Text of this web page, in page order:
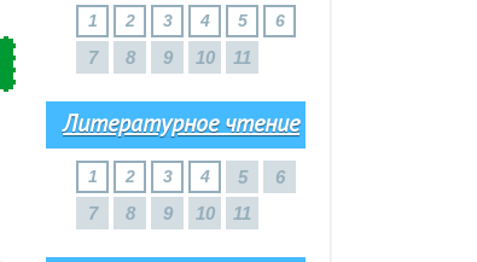
1 2 3 4 5 6
7 8 9 10 11
Литературное чтение
1 2 3 4 5
6
7
8 9 10 11